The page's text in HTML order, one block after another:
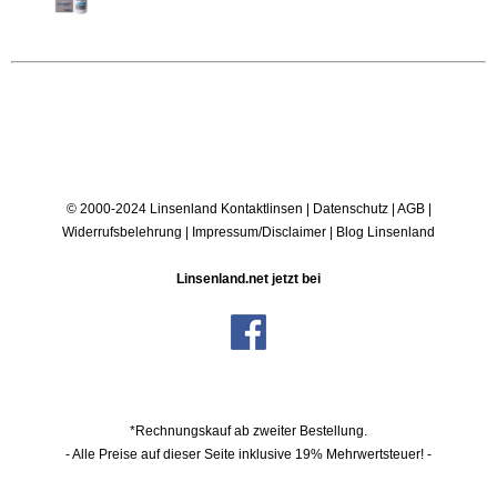
© 2000-2024 Linsenland Kontaktlinsen | Datenschutz| AGB|
Widerrufsbelehrung | Impressum/Disclaimer | Blog Linsenland
Linsenland.net jetzt bei
*Rechnungskauf ab zweiter Bestellung.
- Alle Preise auf dieser Seite inklusive 19% Mehrwertsteuer! -